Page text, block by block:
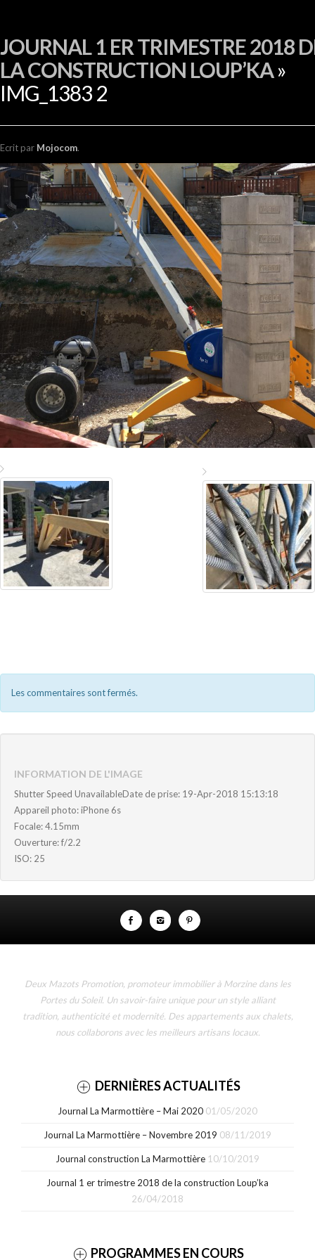
JOURNAL 1 ER TRIMESTRE 2018
LA CONSTRUCTION LOUP’KA»
IMG_1383 2
Ecrit par Mojocom.
Les commentaires sont fermés.
INFORMATION DE L'IMAGE
Shutter Speed UnavailableDate de prise: 19-Apr-2018 15:13:18
Appareil photo: iPhone 6s
Focale: 4.15mm
Ouverture: f/2.2
ISO: 25
Deux Mazots Promotion, promoteur immobilier à Morzine dans les
Portes du Soleil. Un savoir-faire unique pour un style alliant
tradition, authenticité et modernité. Des appartements aux chalets,
nous collaborons avec les meilleurs artisans locaux.
DERNIÈRES ACTUALITÉS
Journal La Marmottière – Mai 2020 01/05/2020
Journal La Marmottière – Novembre 2019 08/11/2019
Journal construction La Marmottière 10/10/2019
Journal 1 er trimestre 2018 de la construction Loup’ka
26/04/2018
PROGRAMMES EN COURS